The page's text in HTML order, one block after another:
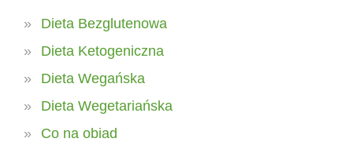
Dieta Bezglutenowa
Dieta Ketogeniczna
Dieta Wegańska
Dieta Wegetariańska
Co na obiad